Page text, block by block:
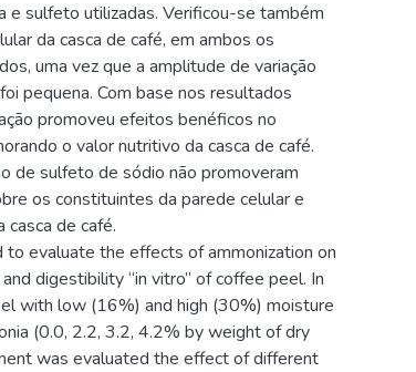
e sulfeto utilizadas. Verificou-se também
da casca de café, em ambos os
uma vez que a amplitude de variação
pequena. Com base nos resultados
promoveu efeitos benéficos no
o valor nutritivo da casca de café.
de sulfeto de sódio não promoveram
os constituintes da parede celular e
casca de café.
evaluate the effects of ammonization on
digestibility “in vitro” of coffee peel. In
with low (16%) and high (30%) moisture
(0.0, 2.2, 3.2, 4.2% by weight of dry
was evaluated the effect of different